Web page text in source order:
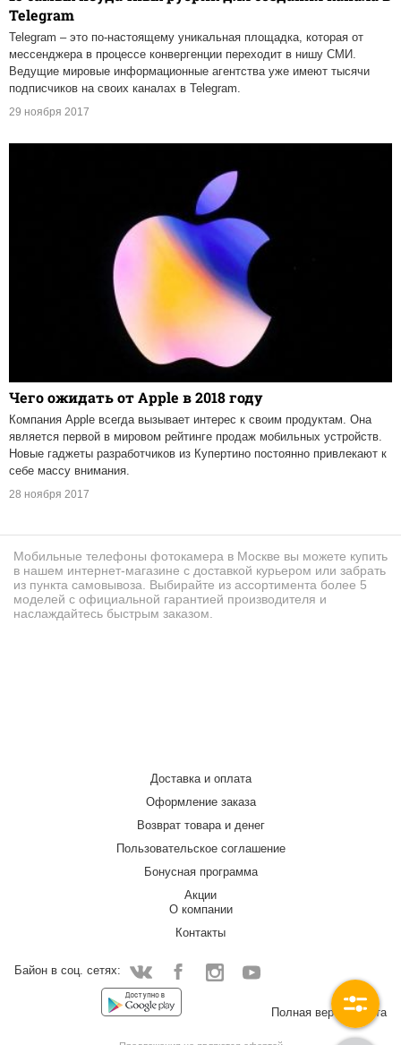
Telegram
Telegram – это по-настоящему уникальная площадка, которая от
мессенджера в процессе конвергенции переходит в нишу СМИ.
Ведущие мировые информационные агентства уже имеют тысячи
подписчиков на своих каналах в Telegram.
29 ноября 2017
Чего ожидать от Apple в 2018 году
Компания Apple всегда вызывает интерес к своим продуктам. Она
является первой в мировом рейтинге продаж мобильных устройств.
Новые гаджеты разработчиков из Купертино постоянно привлекают к
себе массу внимания.
28 ноября 2017
Мобильные телефоны фотокамера в Москве вы можете купить
в нашем интернет-магазине с доставкой курьером или забрать
из пункта самовывоза. Выбирайте из ассортимента более 5
моделей с официальной гарантией производителя и
наслаждайтесь быстрым заказом.
Доставка и оплата
Оформление заказа
Возврат товара и денег
Пользовательское соглашение
Бонусная программа
Акции
О компании
Контакты
Байон в соц. сетях:
VkontakteFacebook
Полная версия сайта